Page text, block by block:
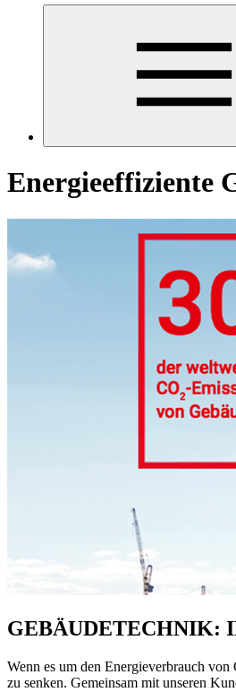
Energieeffiziente
GEBÄUDETECHNIK:
Wenn es um den Energieverbrauch
zu senken. Gemeinsam mit unseren